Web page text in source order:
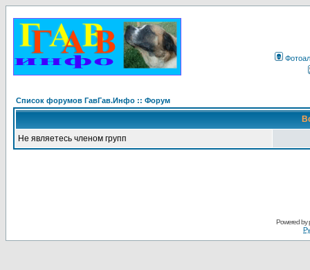
Список форумов ГавГав.Инфо :: Форум
Не являетесь членом групп
Powered by